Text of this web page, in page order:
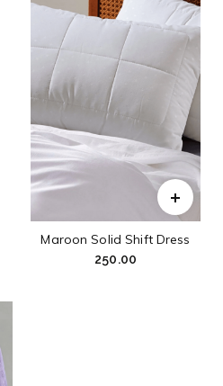
Maroon Solid Shift Dress
250.00